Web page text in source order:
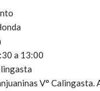
a 13:00
V° Calingasta.